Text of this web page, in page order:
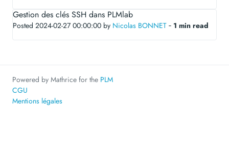
Gestion des clés SSH dans PLMlab
Posted 2024-02-27 00:00:00 by Nicolas BONNET ‐ 1 min read
Powered by Mathrice for the PLM
CGU
Mentions légales